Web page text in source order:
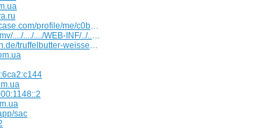
https://bloodycase.com/profile/me/c0b3c6c3-655c-4d9f-a8fa-7f583205ecd7
maps.google.mv/..../..../..../WEB-INF/../../../../../../../etc/passwd
frischetrueffeln.de/truffelbutter-weissen-truffel
sac